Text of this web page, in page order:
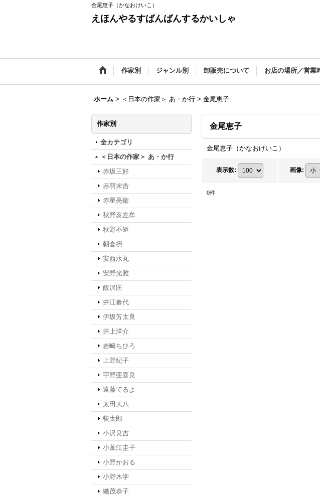
金尾恵子（かなおけいこ）
えほんやるすばんばんするかいしゃ
作家別 ジャンル別 卸販売について お店の場所／営業
ホーム > ＜日本の作家＞ あ・か行 > 金尾恵子
作家別
全カテゴリ
＜日本の作家＞ あ・か行
赤坂三好
赤羽末吉
赤星亮衛
秋野亥左牟
秋野不矩
朝倉摂
安西水丸
安野光雅
飯沢匡
井江春代
伊坂芳太良
井上洋介
岩崎ちひろ
上野紀子
宇野亜喜良
遠藤てるよ
太田大八
荻太郎
小沢良吉
小薗江圭子
小野かおる
小野木学
織茂恭子
金尾恵子
金尾恵子（かなおけいこ）
表示数: 画像:
0件